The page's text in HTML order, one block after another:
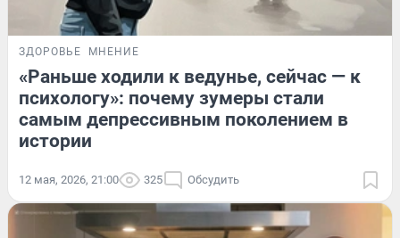
ЗДОРОВЬЕ МНЕНИЕ
«Раньше ходили к ведунье, сейчас — к
психологу»: почему зумеры стали
самым депрессивным поколением в
истории
12 мая, 2026, 21:00 325 Обсудить